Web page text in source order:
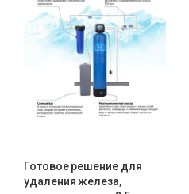
Готовое решение для
удаления железа,